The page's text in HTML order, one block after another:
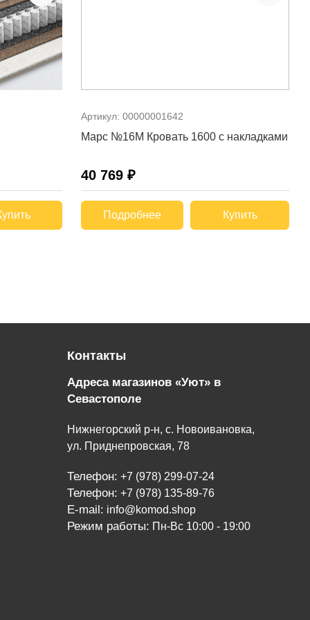
Артикул: 00000001642
Марс №16М Кровать 1600 с накладками
40 769 ₽
Подробнее Купить
Контакты
Адреса магазинов «Уют» в
Севастополе
Нижнегорский р-н, с. Новоивановка,
ул. Приднепровская, 78
Телефон: +7 (978) 299-07-24
Телефон: +7 (978) 135-89-76
E-mail: info@komod.shop
Режим работы: Пн-Вс 10:00 - 19:00